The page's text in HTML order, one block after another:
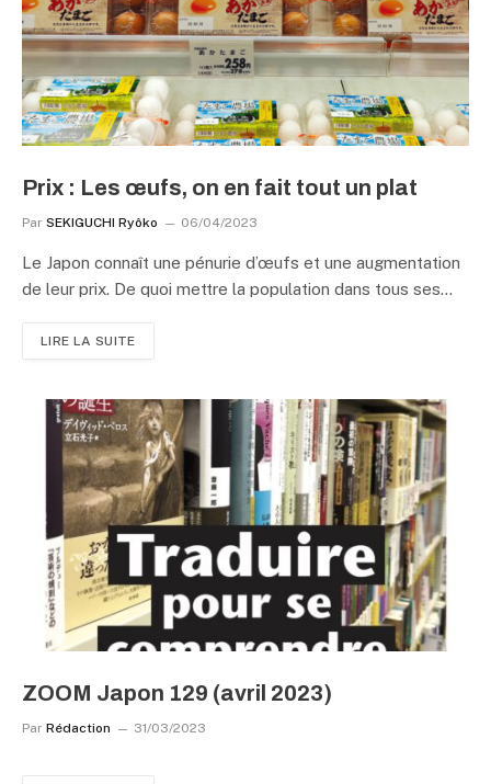
Prix : Les œufs, on en fait tout un plat
Par SEKIGUCHI Ryôko 06/04/2023
Le Japon connaît une pénurie d’œufs et une augmentation
de leur prix. De quoi mettre la population dans tous ses…
LIRE LA SUITE
ZOOM Japon 129 (avril 2023)
Par Rédaction 31/03/2023